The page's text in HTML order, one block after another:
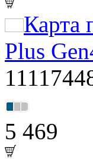
Карта
Plus
5 469